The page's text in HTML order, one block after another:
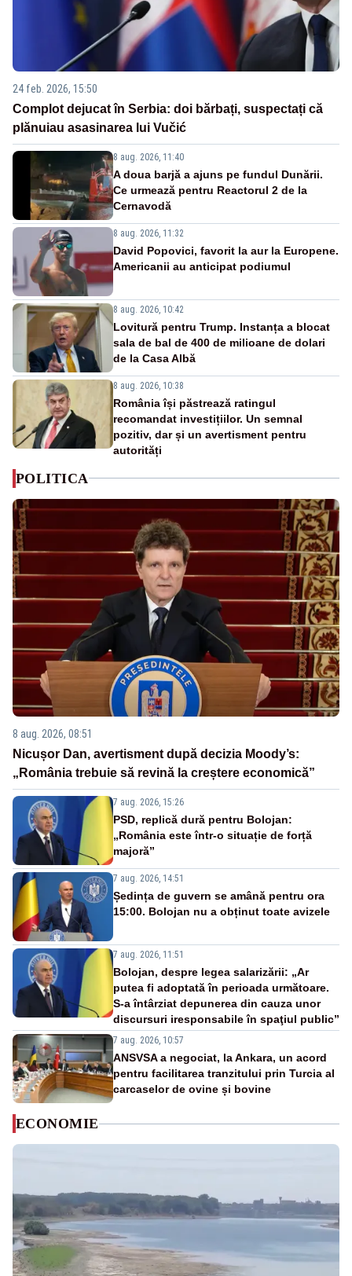
24 feb. 2026, 15:50
Complot dejucat în Serbia: doi bărbați, suspectați că
plănuiau asasinarea lui Vučić
8 aug. 2026, 11:40
A doua barjă a ajuns pe fundul Dunării.
Ce urmează pentru Reactorul 2 de la
Cernavodă
8 aug. 2026, 11:32
David Popovici, favorit la aur la Europene.
Americanii au anticipat podiumul
8 aug. 2026, 10:42
Lovitură pentru Trump. Instanța a blocat
sala de bal de 400 de milioane de dolari
de la Casa Albă
8 aug. 2026, 10:38
România își păstrează ratingul
recomandat investițiilor. Un semnal
pozitiv, dar și un avertisment pentru
autorități
POLITICA
8 aug. 2026, 08:51
Nicușor Dan, avertisment după decizia Moody’s:
„România trebuie să revină la creștere economică”
7 aug. 2026, 15:26
PSD, replică dură pentru Bolojan:
„România este într-o situație de forță
majoră”
7 aug. 2026, 14:51
Ședința de guvern se amână pentru ora
15:00. Bolojan nu a obținut toate avizele
7 aug. 2026, 11:51
Bolojan, despre legea salarizării: „Ar
putea fi adoptată în perioada următoare.
S-a întârziat depunerea din cauza unor
discursuri iresponsabile în spaţiul public”
7 aug. 2026, 10:57
ANSVSA a negociat, la Ankara, un acord
pentru facilitarea tranzitului prin Turcia al
carcaselor de ovine și bovine
ECONOMIE